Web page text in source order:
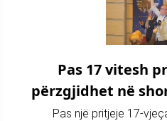
Pas 17 vitesh
përzgjidhet në
Pas një pritjeje 17-